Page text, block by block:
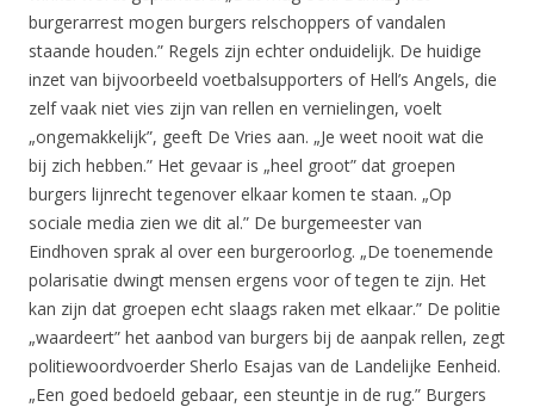
burgerarrest mogen burgers relschoppers of vandalen
staande houden.” Regels zijn echter onduidelijk. De huidige
inzet van bijvoorbeeld voetbalsupporters of Hell’s Angels, die
zelf vaak niet vies zijn van rellen en vernielingen, voelt
„ongemakkelijk”, geeft De Vries aan. „Je weet nooit wat die
bij zich hebben.” Het gevaar is „heel groot” dat groepen
burgers lijnrecht tegenover elkaar komen te staan. „Op
sociale media zien we dit al.” De burgemeester van
Eindhoven sprak al over een burgeroorlog. „De toenemende
polarisatie dwingt mensen ergens voor of tegen te zijn. Het
kan zijn dat groepen echt slaags raken met elkaar.” De politie
„waardeert” het aanbod van burgers bij de aanpak rellen, zegt
politiewoordvoerder Sherlo Esajas van de Landelijke Eenheid.
„Een goed bedoeld gebaar, een steuntje in de rug.” Burgers